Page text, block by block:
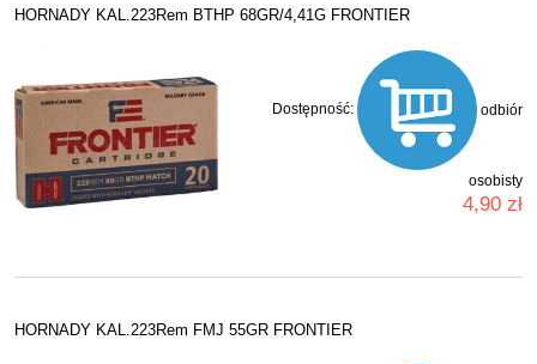
HORNADY KAL.223Rem BTHP 68GR/4,41G FRONTIER
Dostępność: odbiór
osobisty
4,90 zł
HORNADY KAL.223Rem FMJ 55GR FRONTIER